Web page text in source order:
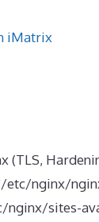
nginx/
sites-